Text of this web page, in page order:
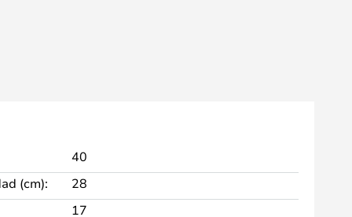
40
(cm):
28
17